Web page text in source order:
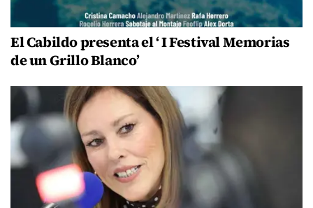
El Cabildo presenta el ‘ I Festival Memorias
de un Grillo Blanco’